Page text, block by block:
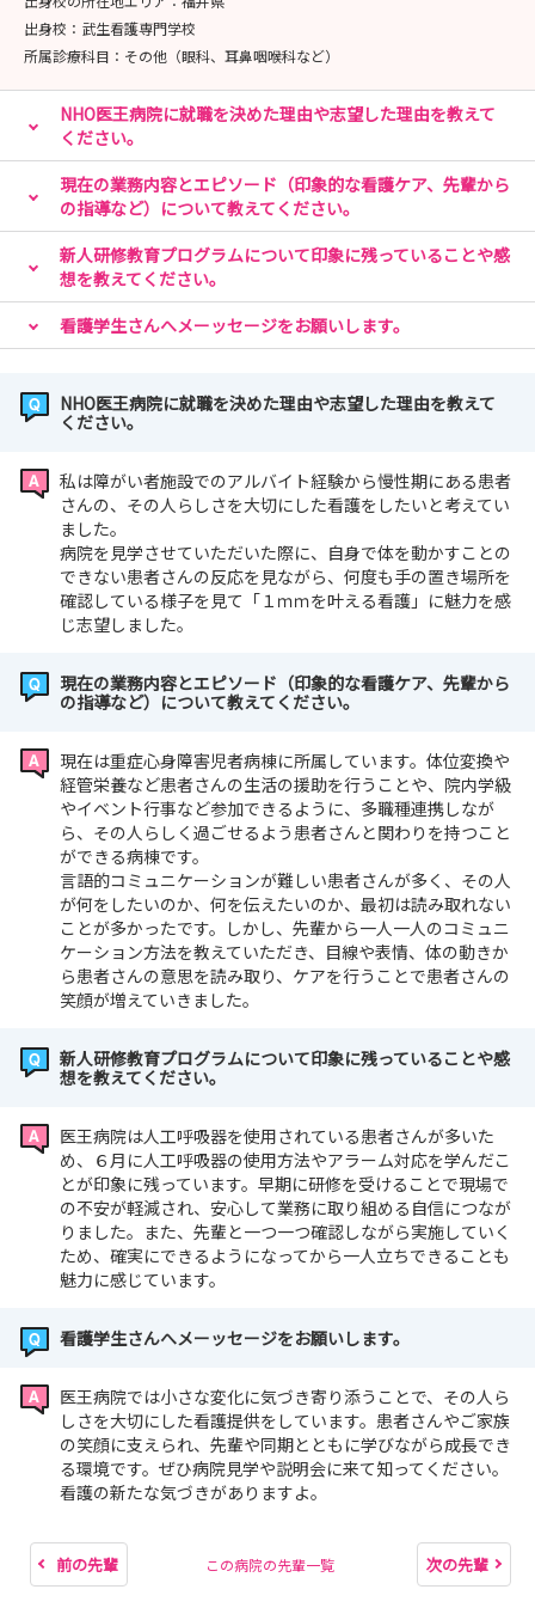
出身校： 武生看護専門学校
所属診療科目： その他（眼科、耳鼻咽喉科など）
NHO医王病院に就職を決めた理由や志望した理由を教えて
ください。
現在の業務内容とエピソード（印象的な看護ケア、先輩から
の指導など）について教えてください。
新人研修教育プログラムについて印象に残っていることや感
想を教えてください。
看護学生さんへメーッセージをお願いします。
NHO医王病院に就職を決めた理由や志望した理由を教えて
ください。
私は障がい者施設でのアルバイト経験から慢性期にある患者
さんの、その人らしさを大切にした看護をしたいと考えてい
ました。
病院を見学させていただいた際に、自身で体を動かすことの
できない患者さんの反応を見ながら、何度も手の置き場所を
確認している様子を見て「１ｍｍを叶える看護」に魅力を感
じ志望しました。
現在の業務内容とエピソード（印象的な看護ケア、先輩から
の指導など）について教えてください。
現在は重症心身障害児者病棟に所属しています。体位変換や
経管栄養など患者さんの生活の援助を行うことや、院内学級
やイベント行事など参加できるように、多職種連携しなが
ら、その人らしく過ごせるよう患者さんと関わりを持つこと
ができる病棟です。
言語的コミュニケーションが難しい患者さんが多く、その人
が何をしたいのか、何を伝えたいのか、最初は読み取れない
ことが多かったです。しかし、先輩から一人一人のコミュニ
ケーション方法を教えていただき、目線や表情、体の動きか
ら患者さんの意思を読み取り、ケアを行うことで患者さんの
笑顔が増えていきました。
新人研修教育プログラムについて印象に残っていることや感
想を教えてください。
医王病院は人工呼吸器を使用されている患者さんが多いた
め、６月に人工呼吸器の使用方法やアラーム対応を学んだこ
とが印象に残っています。早期に研修を受けることで現場で
の不安が軽減され、安心して業務に取り組める自信につなが
りました。また、先輩と一つ一つ確認しながら実施していく
ため、確実にできるようになってから一人立ちできることも
魅力に感じています。
看護学生さんへメーッセージをお願いします。
医王病院では小さな変化に気づき寄り添うことで、その人ら
しさを大切にした看護提供をしています。患者さんやご家族
の笑顔に支えられ、先輩や同期とともに学びながら成長でき
る環境です。ぜひ病院見学や説明会に来て知ってください。
看護の新たな気づきがありますよ。
前の先輩 この病院の先輩一覧 次の先輩